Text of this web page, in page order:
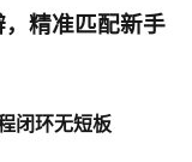
精准匹配新手
闭环无短板